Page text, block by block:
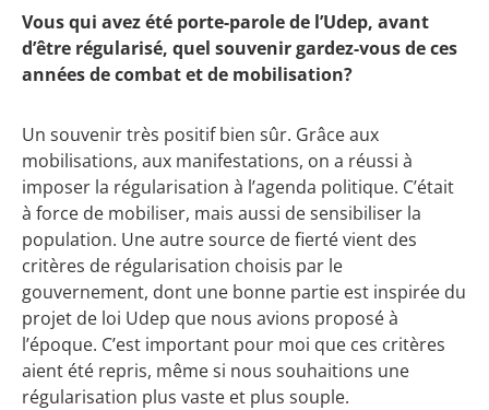
Vous qui avez été porte-parole de l’Udep, avant
d’être régularisé, quel souvenir gardez-vous de ces
années de combat et de mobilisation?
Un souvenir très positif bien sûr. Grâce aux
mobilisations, aux manifestations, on a réussi à
imposer la régularisation à l’agenda politique. C’était
à force de mobiliser, mais aussi de sensibiliser la
population. Une autre source de fierté vient des
critères de régularisation choisis par le
gouvernement, dont une bonne partie est inspirée du
projet de loi Udep que nous avions proposé à
l’époque. C’est important pour moi que ces critères
aient été repris, même si nous souhaitions une
régularisation plus vaste et plus souple.